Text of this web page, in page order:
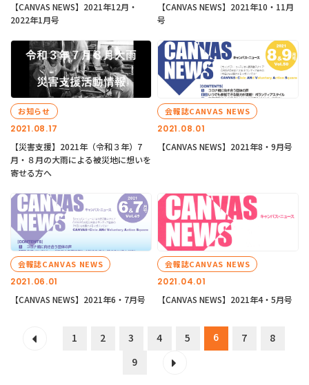
【CANVAS NEWS】2021年12月・
2022年1月号
【CANVAS NEWS】2021年10・11月
号
2021.08.17
お知らせ
【災害支援】2021年（令和３年）7
月・８月の大雨による被災地に想いを
寄せる方へ
2021.08.01
会報誌CANVAS NEWS
【CANVAS NEWS】2021年8・9月号
2021.06.01
会報誌CANVAS NEWS
【CANVAS NEWS】2021年6・7月号
2021.04.01
会報誌CANVAS NEWS
【CANVAS NEWS】2021年4・5月号
1 2 3 4 5 6 7
8
9